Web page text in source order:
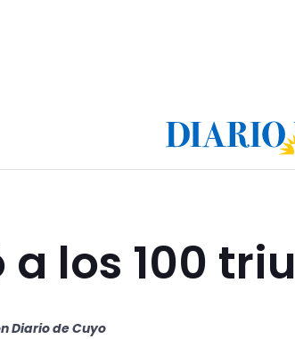
a los 100
Diario de Cuyo